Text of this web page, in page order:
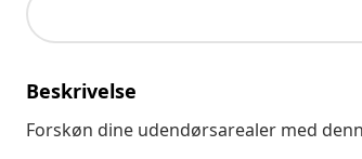
Beskrivelse
Forskøn dine udendørsarealer med